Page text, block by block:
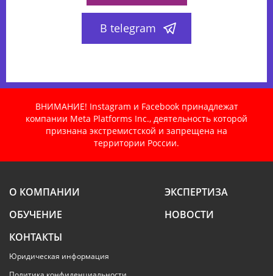
В telegram
ВНИМАНИЕ! Instagram и Facebook принадлежат
компании Meta Platforms Inc., деятельность которой
признана экстремистской и запрещена на
территории России.
О КОМПАНИИ
ЭКСПЕРТИЗА
ОБУЧЕНИЕ
НОВОСТИ
КОНТАКТЫ
Юридическая информация